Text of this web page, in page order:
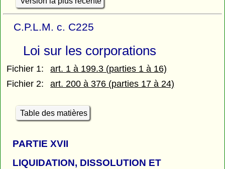
C.P.L.M. c. C225
Loi sur les corporations
Fichier 1:
art. 1 à 199.3 (parties 1 à 16)
Fichier 2:
art. 200 à 376 (parties 17 à 24)
Table des matières
PARTIEXVII
LIQUIDATION, DISSOLUTION ET